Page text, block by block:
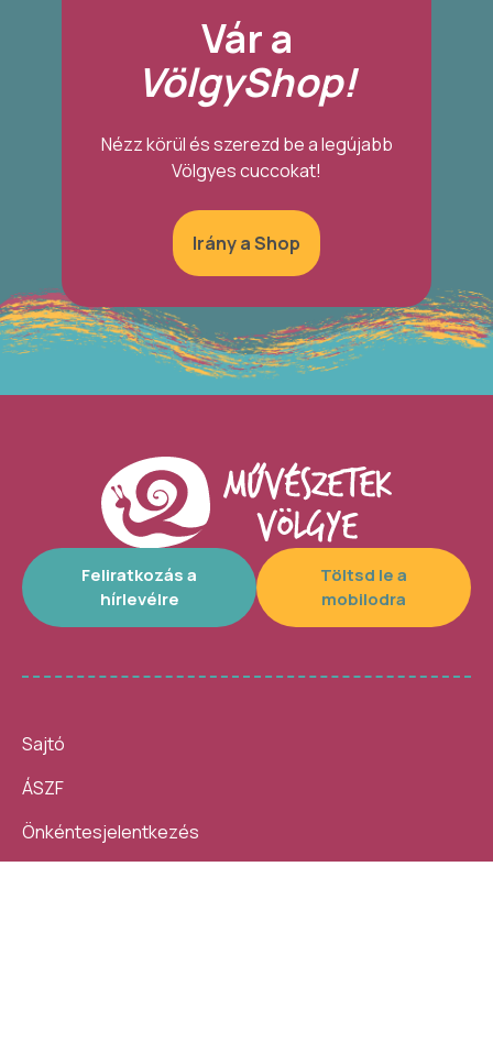
Vár a
VölgyShop!
Nézz körül és szerezd be a legújabb
Völgyes cuccokat!
Irány a Shop
Feliratkozás a
hírlevélre
Töltsd le a
mobilodra
Sajtó
ÁSZF
Önkéntesjelentkezés